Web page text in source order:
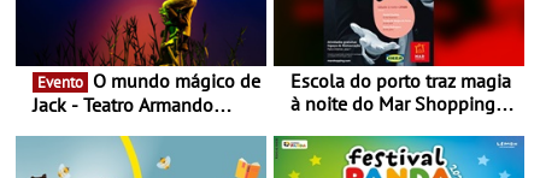
Evento
Jack - Teatro Armando
Escola do porto traz magia
à noite do Mar Shopping
29 de abril, às 21h00